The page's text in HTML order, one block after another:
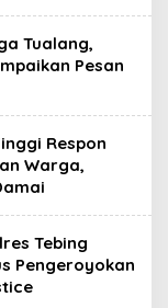
Tualang,
Pesan
Respon
Warga,
Tebing
Pengeroyokan